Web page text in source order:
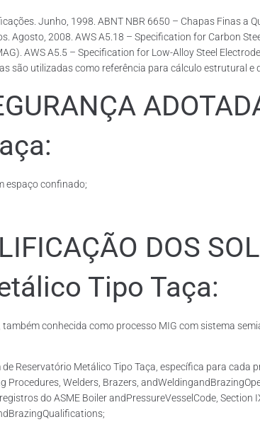
Junho, 1998. ABNT NBR 6650 – Chapas Finas
Agosto, 2008. AWS A5.18 – Specification for Carbon
AWS A5.5 – Specification for Low-Alloy Steel
são utilizadas como referência para cálculo estrutural e
espaço confinado;
DOS
Tipo Taça:
conhecida como processo MIG com sistema
Reservatório Metálico Tipo Taça, específica para
Welders, Brazers,
do ASME Boiler andPressureVesselCode,